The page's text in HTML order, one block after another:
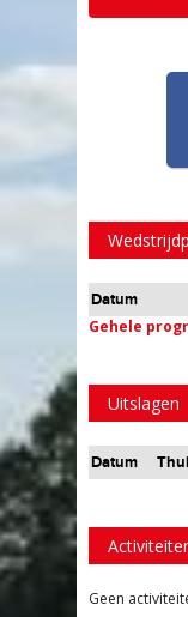
Datum
Gehele
Uitslagen
Datum
Geen